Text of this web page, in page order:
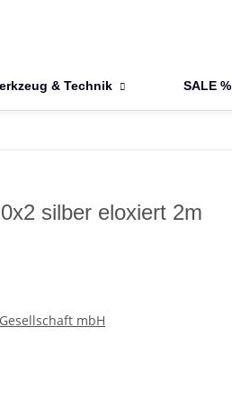
& Technik SALE %
silber eloxiert 2m
mbH